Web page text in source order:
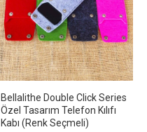
Bellalithe Double Click Series
Özel Tasarım Telefon Kılıfı
Kabı (Renk Seçmeli)